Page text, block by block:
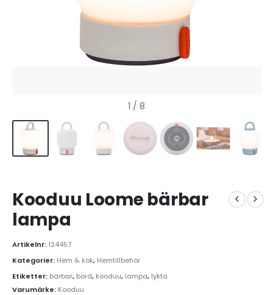
1 / 8
Kooduu Loome bärbar
lampa
Artikelnr: 124457
Kategorier: Hem & kök, Hemtillbehör
Etiketter: bärbar, bord, kooduu, lampa, lykta
Varumärke: Kooduu